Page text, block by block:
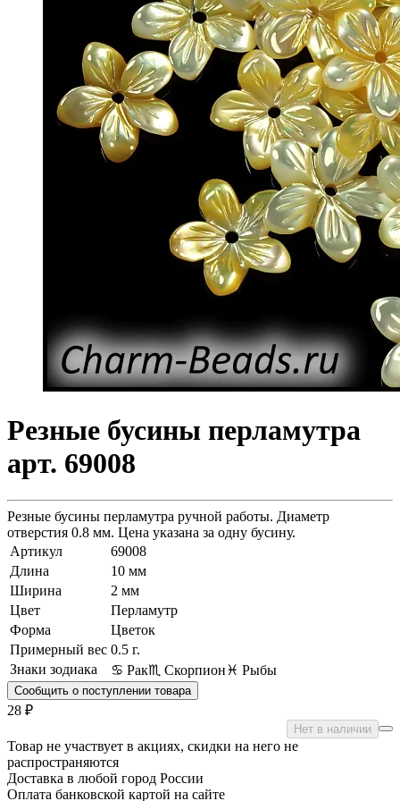
Резные бусины перламутра
арт. 69008
Резные бусины перламутра ручной работы. Диаметр
отверстия 0.8 мм. Цена указана за одну бусину.
Артикул
69008
Длина
10 мм
Ширина
2 мм
Цвет
Перламутр
Форма
Цветок
Примерный вес 0.5 г.
Знаки зодиака
♋ Рак♏ Скорпион♓ Рыбы
Сообщить о поступлении товара
28 ₽
Нет в наличии
Товар не участвует в акциях, скидки на него не
распространяются
Доставка в любой город России
Оплата банковской картой на сайте